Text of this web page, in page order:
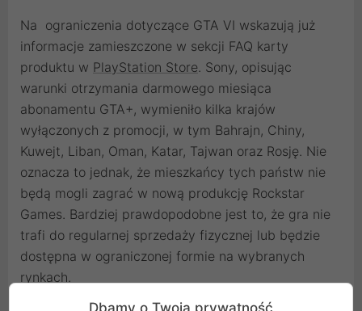
Na ograniczenia dotyczące GTA VI wskazują już
informacje zamieszczone w sekcji FAQ karty
produktu w PlayStation Store. Sony, opisując
warunki otrzymania darmowego miesiąca
abonamentu GTA+, wymieniło kilka krajów
wyłączonych z promocji, w tym Bahrajn, Chiny,
Kuwejt, Liban, Oman, Katar, Tajwan oraz Rosję. Nie
oznacza to jednak, że mieszkańcy tych państw nie
będą mogli zagrać w nową produkcję Rockstar
Games. Bardziej prawdopodobne jest to, że gra nie
trafi do regularnej sprzedaży fizycznej lub będzie
dostępna w ograniczonej formie na wybranych
rynkach.